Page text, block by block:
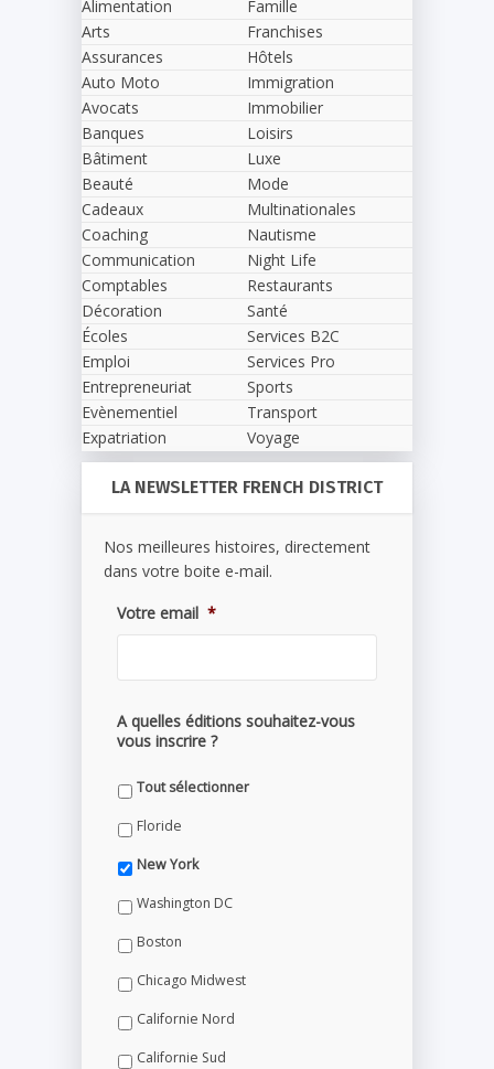
Alimentation
Arts
Assurances
Auto Moto
Avocats
Banques
Bâtiment
Beauté
Cadeaux
Coaching
Communication
Comptables
Décoration
Écoles
Emploi
Entrepreneuriat
Evènementiel
Expatriation
Famille
Franchises
Hôtels
Immigration
Immobilier
Loisirs
Luxe
Mode
Multinationales
Nautisme
Night Life
Restaurants
Santé
Services B2C
Services Pro
Sports
Transport
Voyage
LA NEWSLETTER FRENCH DISTRICT
Nos meilleures histoires, directement
dans votre boite e-mail.
Votre email *
A quelles éditions souhaitez-vous
vous inscrire ?
Tout sélectionner
Floride
New York
Washington DC
Boston
Chicago Midwest
Californie Nord
Californie Sud